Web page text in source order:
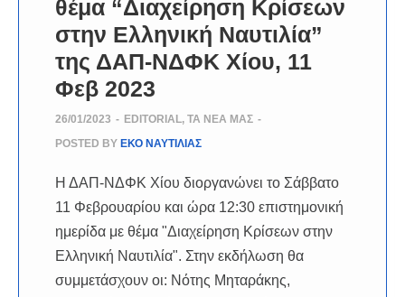
θέμα “Διαχείρηση Κρίσεων
στην Ελληνική Ναυτιλία”
της ΔΑΠ-ΝΔΦΚ Χίου, 11
Φεβ 2023
26/01/2023 - EDITORIAL, ΤΑ ΝΈΑ ΜΑΣ -
POSTED BY ΕΚΟ ΝΑΥΤΙΛΙΑΣ
Η ΔΑΠ-ΝΔΦΚ Χίου διοργανώνει το Σάββατο
11 Φεβρουαρίου και ώρα 12:30 επιστημονική
ημερίδα με θέμα "Διαχείρηση Κρίσεων στην
Ελληνική Ναυτιλία". Στην εκδήλωση θα
συμμετάσχουν οι: Νότης Μηταράκης,